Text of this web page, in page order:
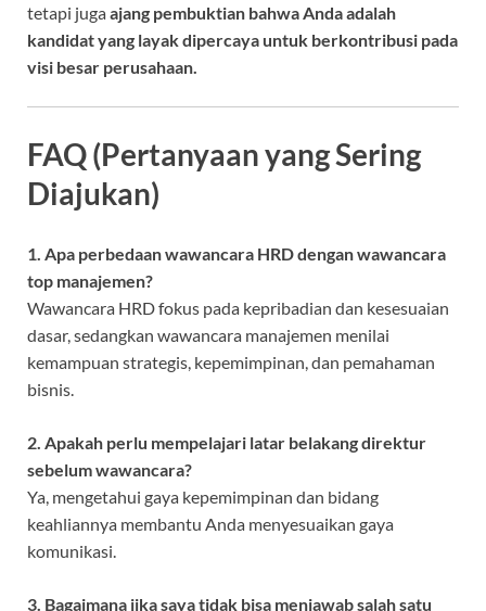
tetapi jugaajang pembuktian bahwa Anda adalah
kandidat yang layak dipercaya untuk berkontribusi pada
visi besar perusahaan.
FAQ (Pertanyaan yang Sering
Diajukan)
1. Apa perbedaan wawancara HRD dengan wawancara
top manajemen?
Wawancara HRD fokus pada kepribadian dan kesesuaian
dasar, sedangkan wawancara manajemen menilai
kemampuan strategis, kepemimpinan, dan pemahaman
bisnis.
2. Apakah perlu mempelajari latar belakang direktur
sebelum wawancara?
Ya, mengetahui gaya kepemimpinan dan bidang
keahliannya membantu Anda menyesuaikan gaya
komunikasi.
3. Bagaimana jika saya tidak bisa menjawab salah satu